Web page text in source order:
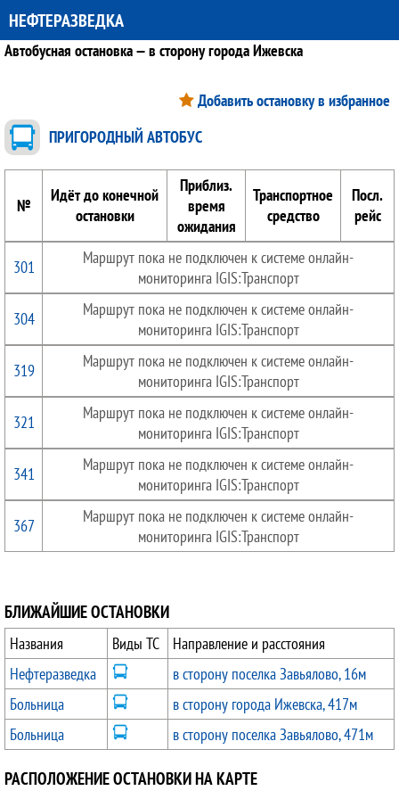
НЕФТЕРАЗВЕДКА
Автобусная остановка — в сторону города Ижевска
Добавить остановку в избранное
ПРИГОРОДНЫЙ АВТОБУС
№
Идёт до конечной
остановки
Приблиз.
время
ожидания
Транспортное
средство
Посл.
рейс
301
Маршрут пока не подключен к системе онлайн-
мониторинга IGIS:Транспорт
304
Маршрут пока не подключен к системе онлайн-
мониторинга IGIS:Транспорт
319
Маршрут пока не подключен к системе онлайн-
мониторинга IGIS:Транспорт
321
Маршрут пока не подключен к системе онлайн-
мониторинга IGIS:Транспорт
341
Маршрут пока не подключен к системе онлайн-
мониторинга IGIS:Транспорт
367
Маршрут пока не подключен к системе онлайн-
мониторинга IGIS:Транспорт
БЛИЖАЙШИЕ ОСТАНОВКИ
Названия Виды ТС
Направление и расстояния
Нефтеразведка
в сторону поселка Завьялово, 16м
Больница
в сторону города Ижевска, 417м
Больница
в сторону поселка Завьялово, 471м
РАСПОЛОЖЕНИЕ ОСТАНОВКИ НА КАРТЕ